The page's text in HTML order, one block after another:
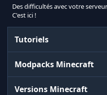
Des difficultés avec votre
C'est ici !
Tutoriels
Modpacks Minecraft
Versions Minecraft